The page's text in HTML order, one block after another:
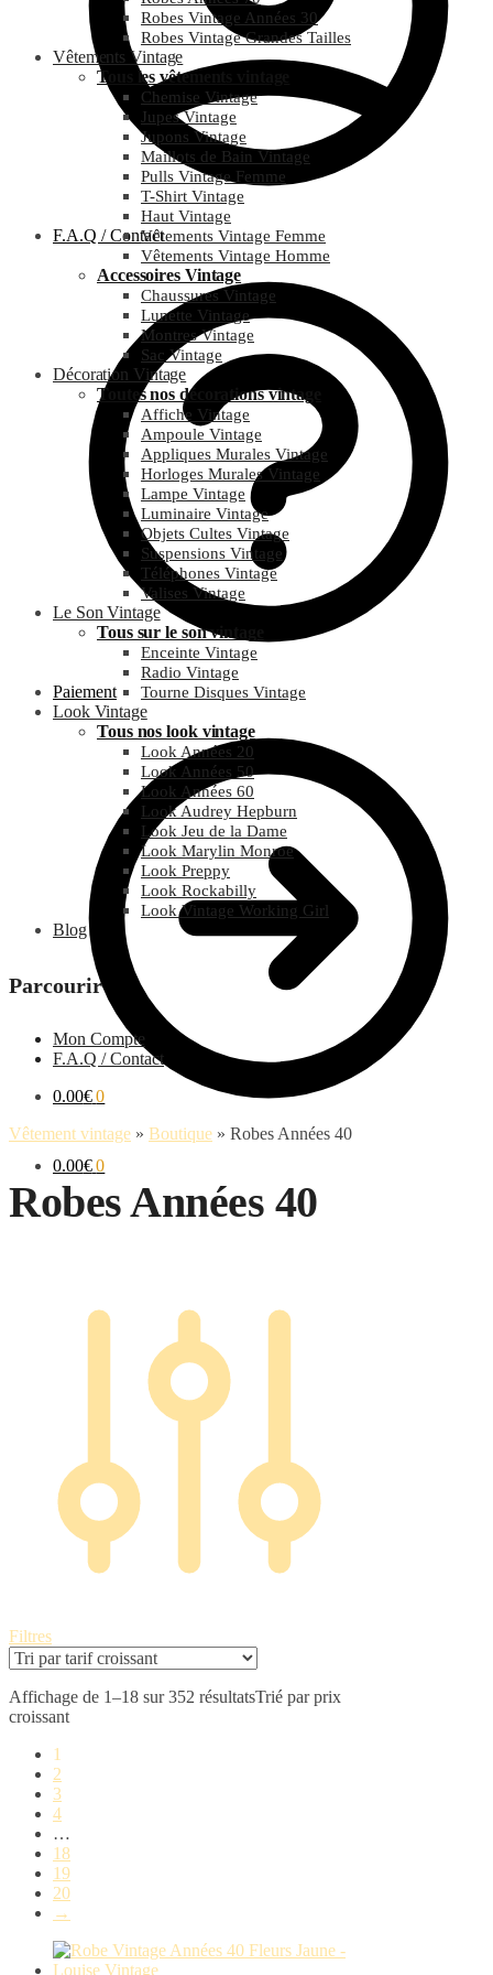
F.A.Q / Contact
Paiement
0.00€ 0
Robes Vintage Années 30
Robes Vintage Grandes Tailles
Vêtements Vintage
Tous les vêtements vintage
Chemise Vintage
Jupes Vintage
Jupons Vintage
Maillots de Bain Vintage
Pulls Vintage Femme
T-Shirt Vintage
Haut Vintage
Vêtements Vintage Femme
Vêtements Vintage Homme
Accessoires Vintage
Chaussures Vintage
Lunette Vintage
Montres Vintage
Sac Vintage
Décoration Vintage
Toutes nos décorations vintage
Affiche Vintage
Ampoule Vintage
Appliques Murales Vintage
Horloges Murales Vintage
Lampe Vintage
Luminaire Vintage
Objets Cultes Vintage
Suspensions Vintage
Téléphones Vintage
Valises Vintage
Le Son Vintage
Tous sur le son vintage
Enceinte Vintage
Radio Vintage
Tourne Disques Vintage
Look Vintage
Tous nos look vintage
Look Années 20
Look Années 50
Look Années 60
Look Audrey Hepburn
Look Jeu de la Dame
Look Marylin Monroe
Look Preppy
Look Rockabilly
Look Vintage Working Girl
Blog
Parcourir
Mon Compte
F.A.Q / Contact
0.00€ 0
Vêtement vintage » Boutique » Robes Années 40
Robes Années 40
Filtres
Affichage de 1–18 sur 352 résultatsTrié par prix
croissant
1
2
3
4
…
18
19
20
→